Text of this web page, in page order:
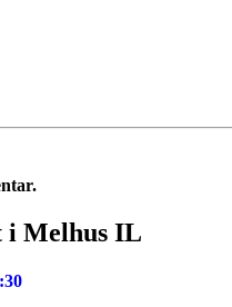
i Melhus IL